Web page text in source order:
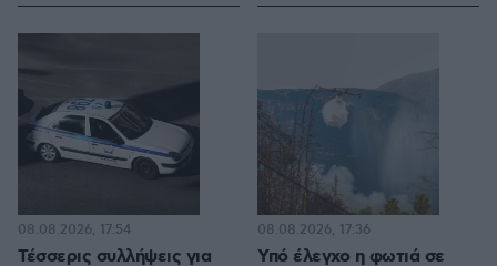
Τέσσερις συλλήψεις για
08.08.2026, 17:54
Υπό έλεγχο η φωτιά σε
08.08.2026, 17:36